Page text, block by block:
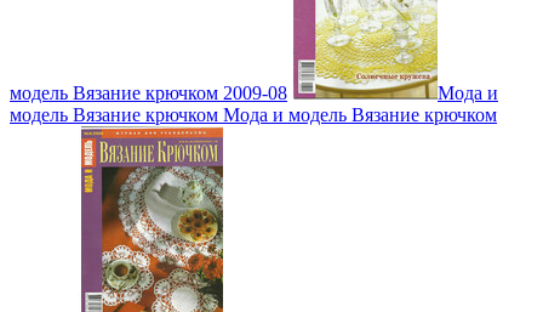
модель Вязание крючком 2009-08
Мода и
модель Вязание крючком Мода и модель Вязание крючком